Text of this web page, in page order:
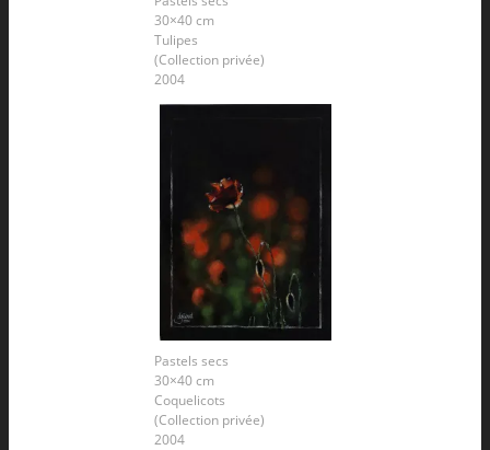
30×40 cm
Tulipes
(Collection privée)
2004
Pastels secs
30×40 cm
Coquelicots
(Collection privée)
2004